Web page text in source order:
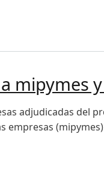
mipymes
adjudicadas del
empresas